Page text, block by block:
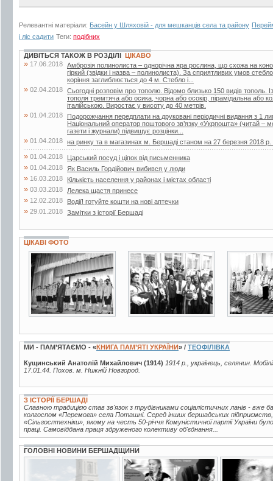
Релевантні матеріали: Басейн у Шляховій - для мешканців села та району
і ліс садити Теги: подібних
ДИВІТЬСЯ ТАКОЖ В РОЗДІЛІ ЦІКАВО
» 17.06.2018 Амброзія полинолиста – однорічна яра рослина, що схожа на
гіркий (звідки і назва – полинолиста). За сприятливих умов
коріння заглиблюється до 4 м. Стебло і...
» 02.04.2018 Сьогодні розповім про тополю. Відомо близько 150 видів тополь.
тополя тремтяча або осика, чорна або осокір, пірамідальна
італійською. Виростає у висоту до 40 метрів.
» 01.04.2018
Подорожчання передплати на друковані періодичні видання з 1
Національний оператор поштового зв’язку «Укрпошта» (читай –
газети і журнали) підвищує розцінки...
» 01.04.2018 на ринку та в магазинах м. Бершаді станом на 27 березня 2018 р.
» 01.04.2018 Царський посуд і ціпок від письменника
» 01.04.2018 Як Василь Гордійович вибився у люди
» 16.03.2018 Кількість населення у районах і містах області
» 03.03.2018 Лелека щастя принесе
» 12.02.2018 Водії! готуйте кошти на нові аптечки
» 29.01.2018 Замітки з історії Бершаді
ЦІКАВІ ФОТО
2 фото 2 фото 2 фото
МИ - ПАМ’ЯТАЄМО - «КНИГА ПАМ’ЯТІ УКРАЇНИ» / ТЕОФІЛІВКА
Кущинський Анатолій Михайлович (1914) 1914 р., українець, селянин.
17.01.44. Похов. м. Нижній Новгород.
З ІСТОРІЇ БЕРШАДІ
Славною традицією став зв'язок з трудівниками соціалістичних ланів - вже
колгоспом «Перемога» села Поташні. Серед інших бершадських
«Сільгосптехніки», якому на честь 50-річчя Комуністичної партії України
праці. Самовіддана праця здруженого колективу об'єднання...
ГОЛОВНІ НОВИНИ БЕРШАДЩИНИ